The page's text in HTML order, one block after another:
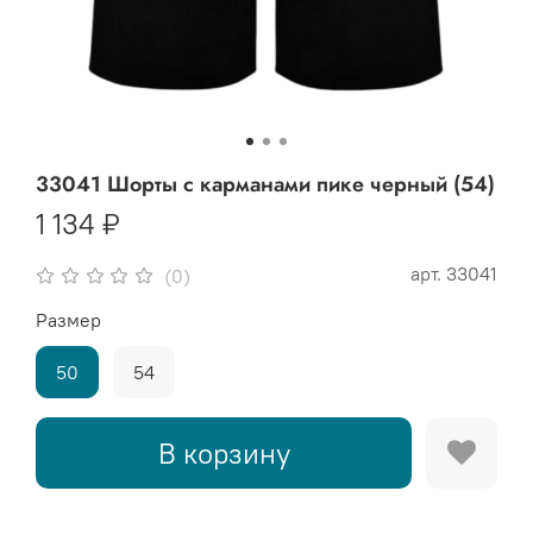
(0) арт. 33041
33041 Шорты с карманами пике черный (54)
1 134 ₽
В корзину
Размер
50 54